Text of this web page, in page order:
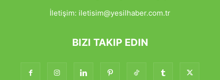
İletişim: iletisim@yesilhaber.com.tr
BIZI TAKIP EDIN